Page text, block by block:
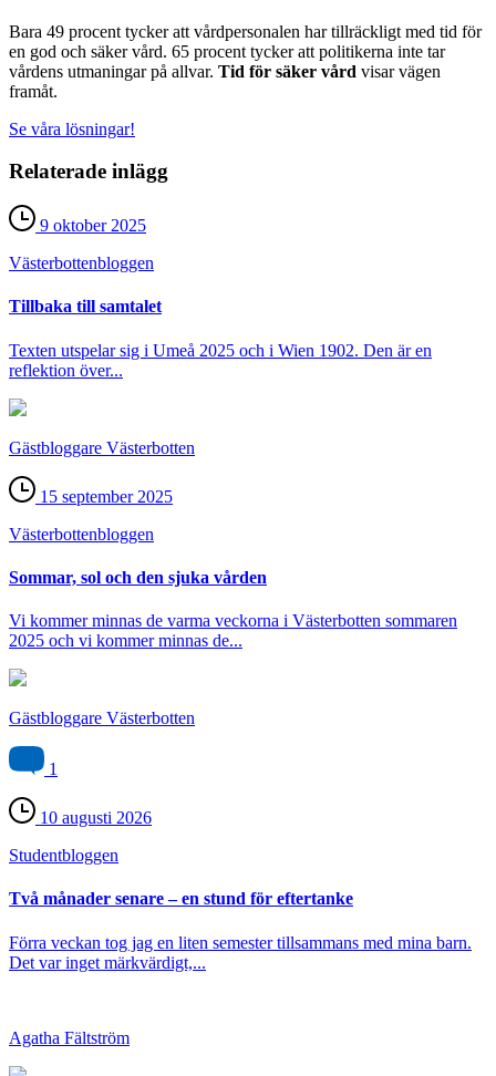
Bara 49 procent tycker att vårdpersonalen har tillräckligt med tid för
en god och säker vård. 65 procent tycker att politikerna inte tar
vårdens utmaningar på allvar. Tid för säker vård visar vägen
framåt.
Se våra lösningar!
Relaterade inlägg
9 oktober 2025
Västerbotten­bloggen
Tillbaka till samtalet
Texten utspelar sig i Umeå 2025 och i Wien 1902. Den är en
reflektion över...
Gästbloggare Västerbotten
15 september 2025
Västerbotten­bloggen
Sommar, sol och den sjuka vården
Vi kommer minnas de varma veckorna i Västerbotten sommaren
2025 och vi kommer minnas de...
Gästbloggare Västerbotten
1
10 augusti 2026
Student­bloggen
Två månader senare – en stund för eftertanke
Förra veckan tog jag en liten semester tillsammans med mina barn.
Det var inget märkvärdigt,...
Agatha Fältström